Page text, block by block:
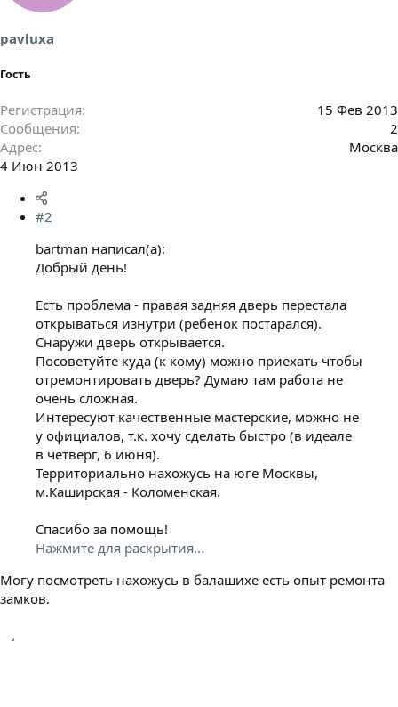
pavluxa
Гость
Регистрация
15 Фев 2013
Сообщения
2
Адрес
Москва
4 Июн 2013
#2
bartman написал(а):
Добрый день!
Есть проблема - правая задняя дверь перестала
открываться изнутри (ребенок постарался).
Снаружи дверь открывается.
Посоветуйте куда (к кому) можно приехать чтобы
отремонтировать дверь? Думаю там работа не
очень сложная.
Интересуют качественные мастерские, можно не
у официалов, т.к. хочу сделать быстро (в идеале
в четверг, 6 июня).
Территориально нахожусь на юге Москвы,
м.Каширская - Коломенская.
Спасибо за помощь!
Нажмите для раскрытия...
Могу посмотреть нахожусь в балашихе есть опыт ремонта
замков.